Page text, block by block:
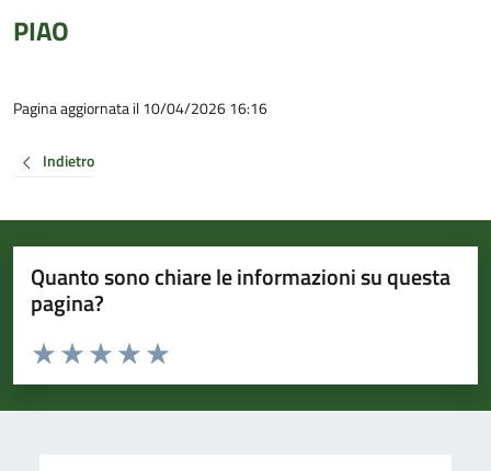
PIAO
Pagina aggiornata il 10/04/2026 16:16
Indietro
Quanto sono chiare le informazioni su questa
pagina?
Valuta da 1 a 5 stelle la pagina
Valuta 5 stelle su 5
Valuta 4 stelle su 5
Valuta 3 stelle su 5
Valuta 2 stelle su 5
Valuta 1 stelle su 5